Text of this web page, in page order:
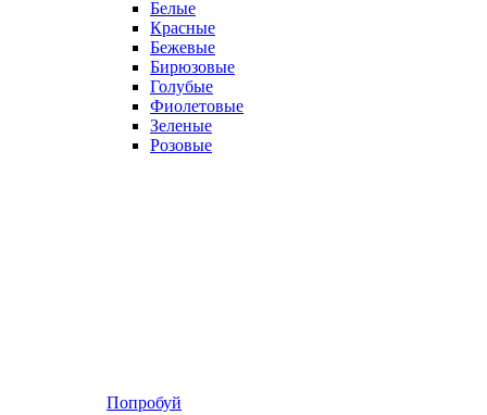
Белые
Красные
Бежевые
Бирюзовые
Голубые
Фиолетовые
Зеленые
Розовые
Попробуй